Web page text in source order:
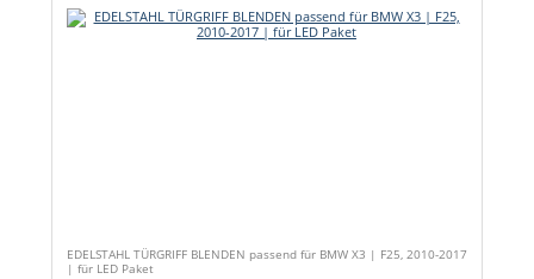
EDELSTAHL TÜRGRIFF BLENDEN passend für BMW X3 | F25, 2010-2017
| für LED Paket